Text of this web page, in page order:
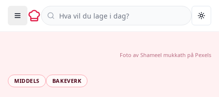
Søk i oppskrifter
MIDDELS BAKEVERK
Foto av Shameel mukkath på Pexels